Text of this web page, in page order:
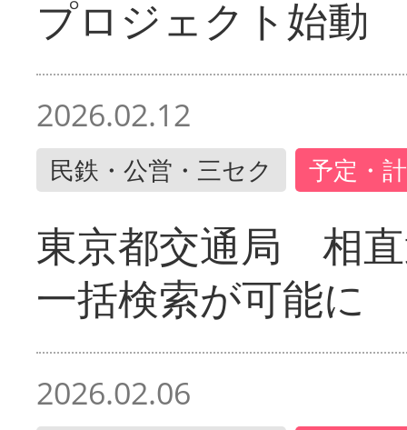
プロジェクト始動
2026.02.12
民鉄・公営・三セク 予定・
東京都交通局 相
一括検索が可能に
2026.02.06